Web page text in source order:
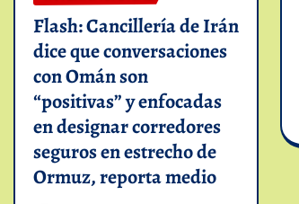
Flash: Cancillería de Irán
dice que conversaciones
con Omán son
“positivas” y enfocadas
en designar corredores
seguros en estrecho de
Ormuz, reporta medio